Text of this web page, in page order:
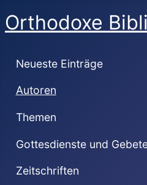
Orthodoxe
Neueste Einträge
Autoren
Themen
Gottesdienste und
Zeitschriften